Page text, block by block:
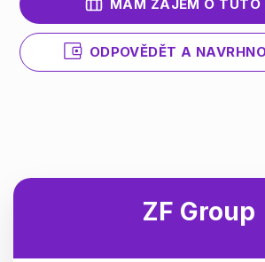
MÁM ZÁJEM O TUTO
ODPOVĚDĚT A
ZF Group